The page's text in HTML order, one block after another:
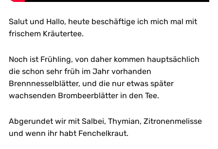
Salut und Hallo, heute beschäftige ich mich mal mit
frischem Kräutertee.
Noch ist Frühling, von daher kommen hauptsächlich
die schon sehr früh im Jahr vorhanden
Brennnesselblätter, und die nur etwas später
wachsenden Brombeerblätter in den Tee.
Abgerundet wir mit Salbei, Thymian, Zitronenmelisse
und wenn ihr habt Fenchelkraut.